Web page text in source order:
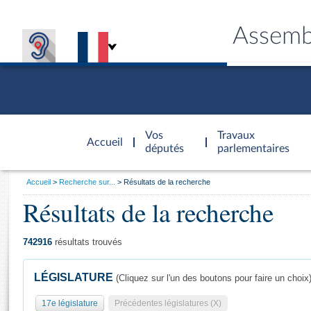
Accueil
d'accueil
Vos
députés
Travaux
parlementaires
Général
Vous
Accueil Recherche sur... Résultats de la recherche
Résultats de la recherche
742916 résultats trouvés
LÉGISLATURE (Cliquez sur l'un des boutons pour faire un choix)
17e législature Précédentes législatures (X)